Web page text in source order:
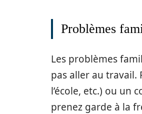
Problèmes
Les problèmes
pas aller au travail.
l’école, etc.) ou un
prenez garde à la